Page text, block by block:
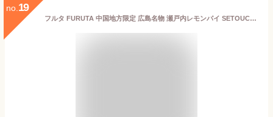
no. 19
フルタ FURUTA 中国地方限定 広島名物 瀬戸内レモンパイ SETOUCHI LEMON PIE レモンピール入り 24袋入り パイ